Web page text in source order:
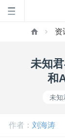
资
未知
和
未知
作者： 刘海涛